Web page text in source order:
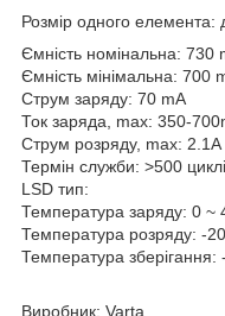
Розмір одного
Ємність номінальна: 730
Ємність мінімальна: 700
Струм заряду: 70 mA
Ток заряда, max: 350-
Струм розряду, max: 2.1A
Термін служби: >500
LSD тип:
Температура заряду: 0 ~
Температура розряду: -
Температура
Виробник: Varta